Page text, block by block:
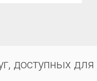
доступных